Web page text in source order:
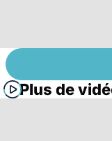
Plus de